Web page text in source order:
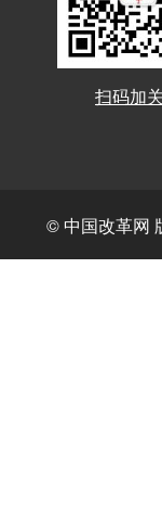
扫码加
© 中国改革网